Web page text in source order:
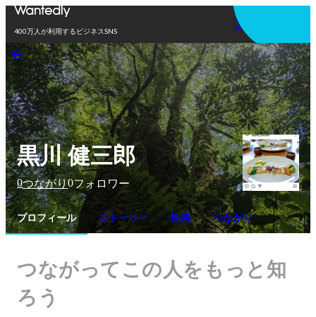
400万人が利用するビジネスSNS
アプリを使う
黒川 健三郎
0つながり0フォロワー
プロフィール ストーリー 性格 つながり
つながってこの人をもっと知
ろう